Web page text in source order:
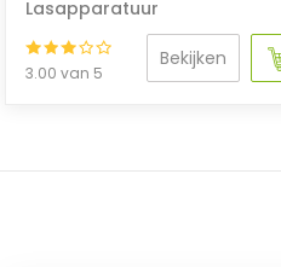
Lasapparatuur
3.00 van 5
Bekijken